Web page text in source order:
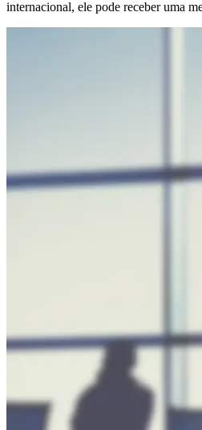
internacional, ele pode receber uma